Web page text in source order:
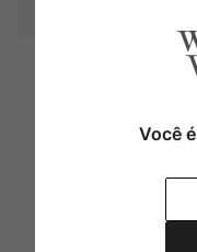
Você